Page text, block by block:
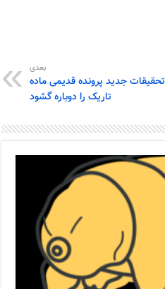
بعدی
تحقیقات جدید پرونده قدیمی ماده
تاریک را دوباره گشود